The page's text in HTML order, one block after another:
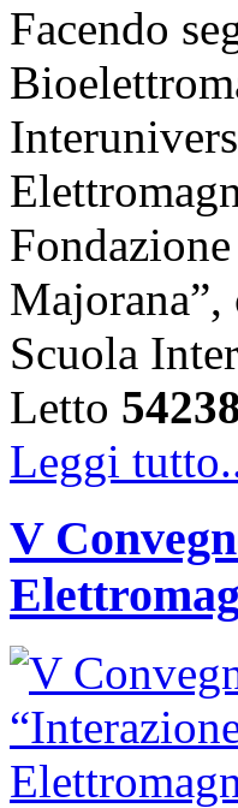
Facendo
Scuola
Letto
Leggi
V